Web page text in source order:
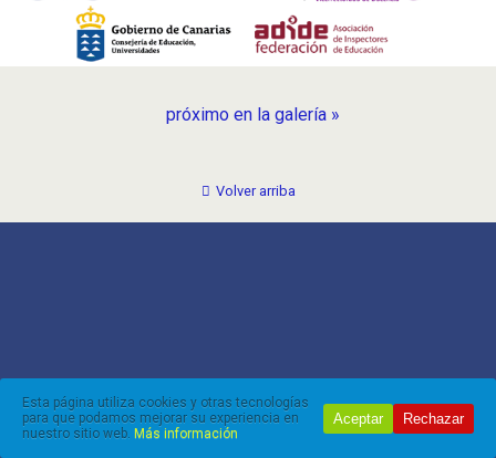
próximo en la galería »
Esta página utiliza cookies y otras tecnologías
para que podamos mejorar su experiencia en
nuestro sitio web. Más información
Aceptar Rechazar
Volver arriba